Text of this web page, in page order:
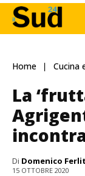
Home Cucina
La
Di Domenico
15 OTTOBRE 2020